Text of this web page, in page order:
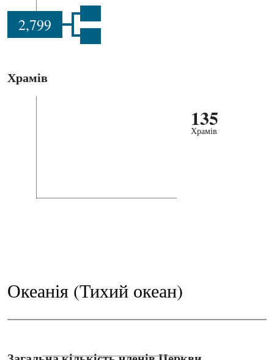
2,799
Храмів
135
Храмів
Океанія (Тихий океан)